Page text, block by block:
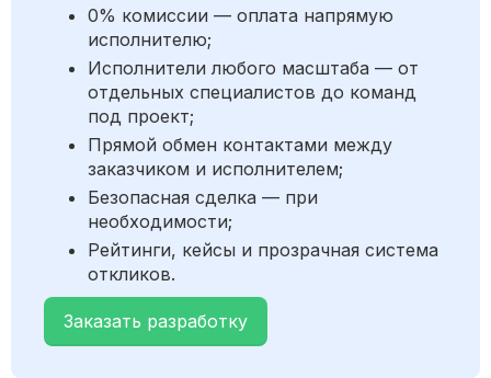
0% комиссии — оплата напрямую
исполнителю;
Исполнители любого масштаба — от
отдельных специалистов до команд
под проект;
Прямой обмен контактами между
заказчиком и исполнителем;
Безопасная сделка — при
необходимости;
Рейтинги, кейсы и прозрачная система
откликов.
Заказать разработку